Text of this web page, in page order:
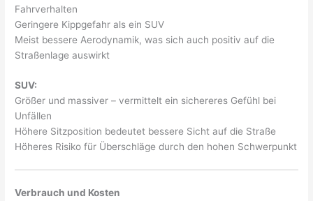
Fahrverhalten
Geringere Kippgefahr als ein SUV
Meist bessere Aerodynamik, was sich auch positiv auf die
Straßenlage auswirkt
SUV:
Größer und massiver – vermittelt ein sichereres Gefühl bei
Unfällen
Höhere Sitzposition bedeutet bessere Sicht auf die Straße
Höheres Risiko für Überschläge durch den hohen Schwerpunkt
Verbrauch und Kosten